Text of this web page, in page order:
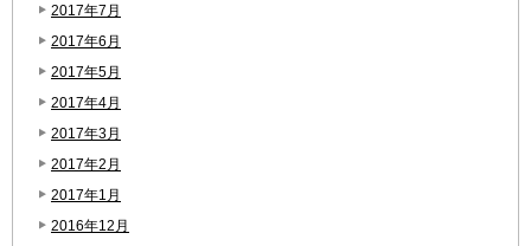
2017年7月
2017年6月
2017年5月
2017年4月
2017年3月
2017年2月
2017年1月
2016年12月